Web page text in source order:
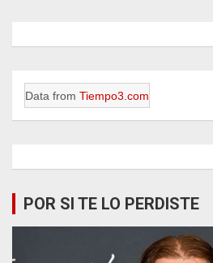
Data from Tiempo3.com
POR SI TE LO PERDISTE